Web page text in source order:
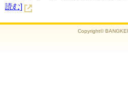
読む]
Copyright©